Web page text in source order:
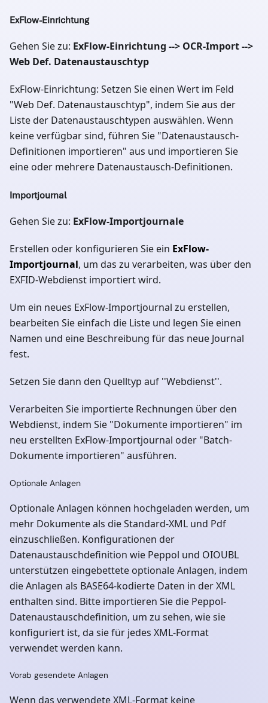
ExFlow-Einrichtung
Gehen Sie zu: ExFlow-Einrichtung --> OCR-Import -->
Web Def. Datenaustauschtyp
ExFlow-Einrichtung: Setzen Sie einen Wert im Feld
"Web Def. Datenaustauschtyp", indem Sie aus der
Liste der Datenaustauschtypen auswählen. Wenn
keine verfügbar sind, führen Sie "Datenaustausch-
Definitionen importieren" aus und importieren Sie
eine oder mehrere Datenaustausch-Definitionen.
Importjournal
Gehen Sie zu: ExFlow-Importjournale
Erstellen oder konfigurieren Sie ein ExFlow-
Importjournal, um das zu verarbeiten, was über den
EXFID-Webdienst importiert wird.
Um ein neues ExFlow-Importjournal zu erstellen,
bearbeiten Sie einfach die Liste und legen Sie einen
Namen und eine Beschreibung für das neue Journal
fest.
Setzen Sie dann den Quelltyp auf ''Webdienst''.
Verarbeiten Sie importierte Rechnungen über den
Webdienst, indem Sie "Dokumente importieren" im
neu erstellten ExFlow-Importjournal oder "Batch-
Dokumente importieren" ausführen.
Optionale Anlagen
Optionale Anlagen können hochgeladen werden, um
mehr Dokumente als die Standard-XML und Pdf
einzuschließen. Konfigurationen der
Datenaustauschdefinition wie Peppol und OIOUBL
unterstützen eingebettete optionale Anlagen, indem
die Anlagen als BASE64-kodierte Daten in der XML
enthalten sind. Bitte importieren Sie die Peppol-
Datenaustauschdefinition, um zu sehen, wie sie
konfiguriert ist, da sie für jedes XML-Format
verwendet werden kann.
Vorab gesendete Anlagen
Wenn das verwendete XML-Format keine